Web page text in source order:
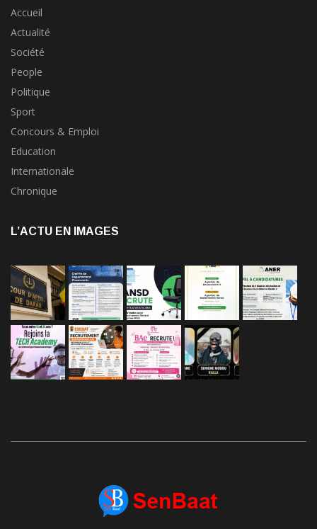
Accueil
Actualité
Société
People
Politique
Sport
Concours & Emploi
Education
Internationale
Chronique
L’ACTU EN IMAGES